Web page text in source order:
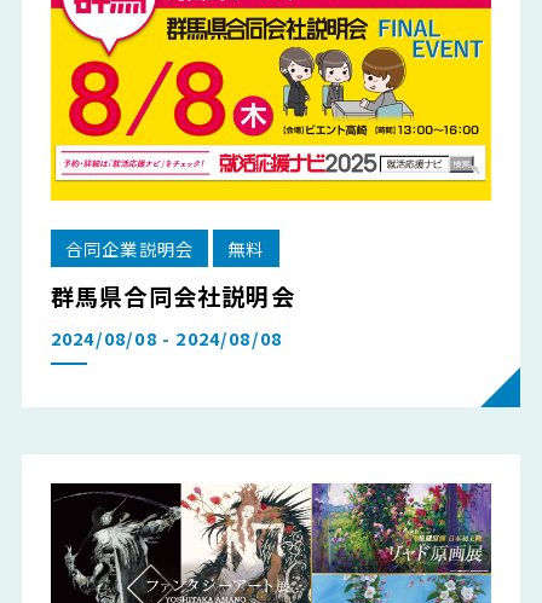
合同企業説明会 無料
群馬県合同会社説明会
2024/08/08 - 2024/08/08